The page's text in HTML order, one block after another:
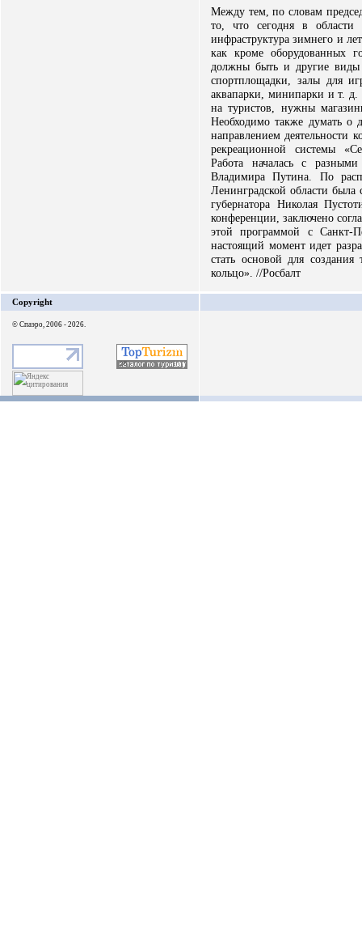
Между тем, по словам
то, что сегодня в области
инфраструктура зимнего и
как кроме оборудованных
должны быть и другие
спортплощадки, залы для
аквапарки, минипарки и т. д.
на туристов, нужны
Необходимо также думать
направлением деятельности
рекреационной системы
Работа началась с
Владимира Путина. По
Ленинградской области была
губернатора Николая
конференции, заключено
этой программой с Санкт-
настоящий момент идет
стать основой для создания
кольцо». //Росбалт
Copyright
© Спаэро, 2006 - 2026.